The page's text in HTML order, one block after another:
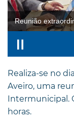
Reunião
Realiza-se no
Aveiro, uma
Intermunicipal.
horas.